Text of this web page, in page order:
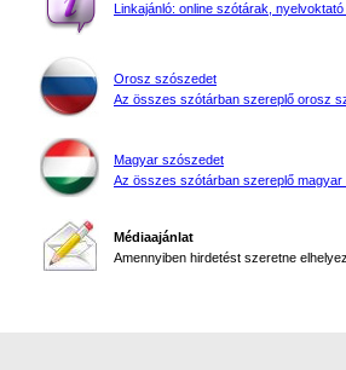
Linkajánló: online szótárak, nyelvoktató
Orosz szószedet
Az összes szótárban szereplő orosz
Magyar szószedet
Az összes szótárban szereplő magyar
Médiaajánlat
Amennyiben hirdetést szeretne